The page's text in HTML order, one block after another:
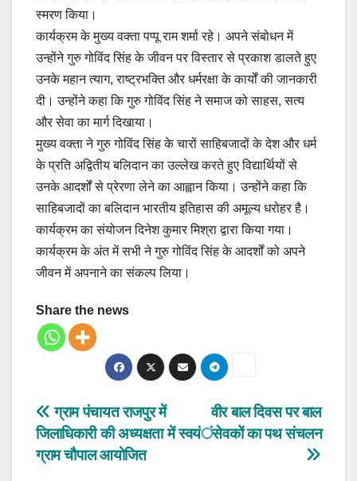
स्मरण किया।
कार्यक्रम के मुख्य वक्ता पप्पू राम शर्मा रहे। अपने संबोधन में
उन्होंने गुरु गोविंद सिंह के जीवन पर विस्तार से प्रकाश डालते हुए
उनके महान त्याग, राष्ट्रभक्ति और धर्मरक्षा के कार्यों की जानकारी
दी। उन्होंने कहा कि गुरु गोविंद सिंह ने समाज को साहस, सत्य
और सेवा का मार्ग दिखाया।
मुख्य वक्ता ने गुरु गोविंद सिंह के चारों साहिबजादों के देश और धर्म
के प्रति अद्वितीय बलिदान का उल्लेख करते हुए विद्यार्थियों से
उनके आदर्शों से प्रेरणा लेने का आह्वान किया। उन्होंने कहा कि
साहिबजादों का बलिदान भारतीय इतिहास की अमूल्य धरोहर है।
कार्यक्रम का संयोजन दिनेश कुमार मिश्रा द्वारा किया गया।
कार्यक्रम के अंत में सभी ने गुरु गोविंद सिंह के आदर्शों को अपने
जीवन में अपनाने का संकल्प लिया।
Share the news
Post
navigation
वीर बाल दिवस पर बाल
स्वयंसेवकों का पथ संचलन
ग्राम पंचायत राजपुर में
जिलाधिकारी की अध्यक्षता में
ग्राम चौपाल आयोजित